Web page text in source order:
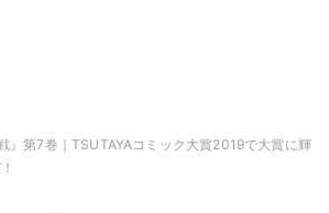
』第7巻｜TSUTAYAコミック大賞2019で大賞に輝